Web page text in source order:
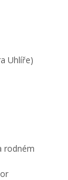
Uhlíře)
rodném